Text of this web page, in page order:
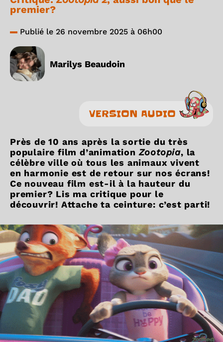
premier?
Publié le 26 novembre 2025 à 06h00
Marilys Beaudoin
VERSION AUDIO
Près de 10 ans après la sortie du très
populaire film d’animation Zootopia, la
célèbre ville où tous les animaux vivent
en harmonie est de retour sur nos écrans!
Ce nouveau film est-il à la hauteur du
premier? Lis ma critique pour le
découvrir! Attache ta ceinture: c’est parti!